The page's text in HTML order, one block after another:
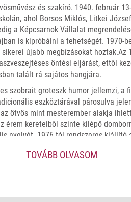
és szakíró. 1940. február
ahol Borsos Miklós, Litkei
a Képcsarnok Vállalat
is kipróbálni a tehetségét. 1970-
újabb megbízásokat hoztak.Az
öntési eljárást, ettől
talált rá sajátos hangjára.
szobrait groteszk humor jellemzi, a
eszköztárával párosulva
ötvös mint mesterember alakja
érem kereteiből szinte kilépő
nyelvét. 1976-tól rendszeres kiállító
Művészeti Akadémia társadalmi
TOVÁBB OLVASOM